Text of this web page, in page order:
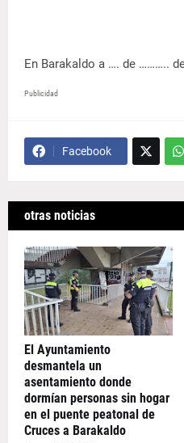
En Barakaldo a …. de ………..
Publicidad
Facebook
otras noticias
El Ayuntamiento
desmantela un
asentamiento donde
dormían personas sin hogar
en el puente peatonal de
Cruces a Barakaldo